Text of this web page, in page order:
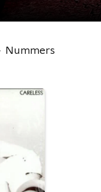
Nummers